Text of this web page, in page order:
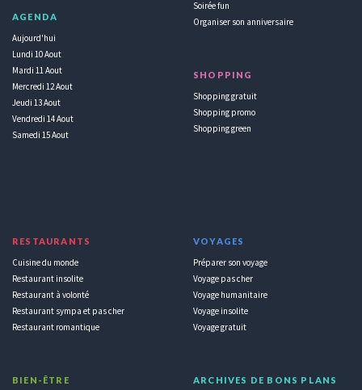
AGENDA
Aujourd'hui
Lundi 10 Aout
Mardi 11 Aout
Mercredi 12 Aout
Jeudi 13 Aout
Vendredi 14 Aout
Samedi 15 Aout
Soirée fun
Organiser son anniversaire
SHOPPING
Shopping gratuit
Shopping promo
Shopping green
RESTAURANTS
Cuisine du monde
Restaurant insolite
Restaurant à volonté
Restaurant sympa et pas cher
Restaurant romantique
BIEN-ÊTRE
VOYAGES
Préparer son voyage
Voyage pas cher
Voyage humanitaire
Voyage insolite
Voyage gratuit
ARCHIVES DE BONS PLANS